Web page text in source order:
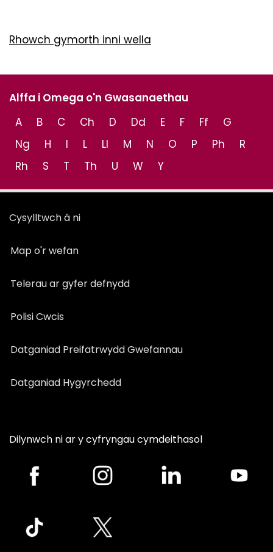
Rhowch gymorth inni wella
Alffa i Omega o'n Gwasanaethau
A
B C Ch D Dd E F Ff
G
Ng
H I L Ll M N O P Ph
R
Rh
S T Th U W Y
Cysylltwch â ni
Map o'r wefan
Telerau ar gyfer defnydd
Polisi Cwcis
Datganiad Preifatrwydd Gwefannau
Datganiad Hygyrchedd
Dilynwch ni ar y cyfryngau cymdeithasol